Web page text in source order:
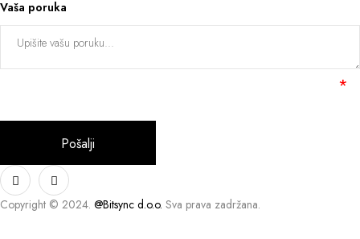
Vaša poruka
Copyright © 2024. @Bitsync d.o.o. Sva prava zadržana.